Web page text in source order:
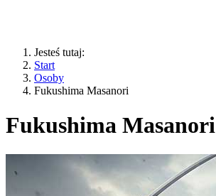
Jesteś tutaj:
Start
Osoby
Fukushima Masanori
Fukushima Masanori